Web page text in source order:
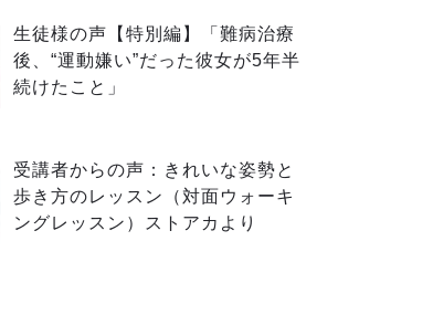
生徒様の声【特別編】「難病治療
後、“運動嫌い”だった彼女が5年半
続けたこと」
受講者からの声：きれいな姿勢と
歩き方のレッスン（対面ウォーキ
ングレッスン）ストアカより